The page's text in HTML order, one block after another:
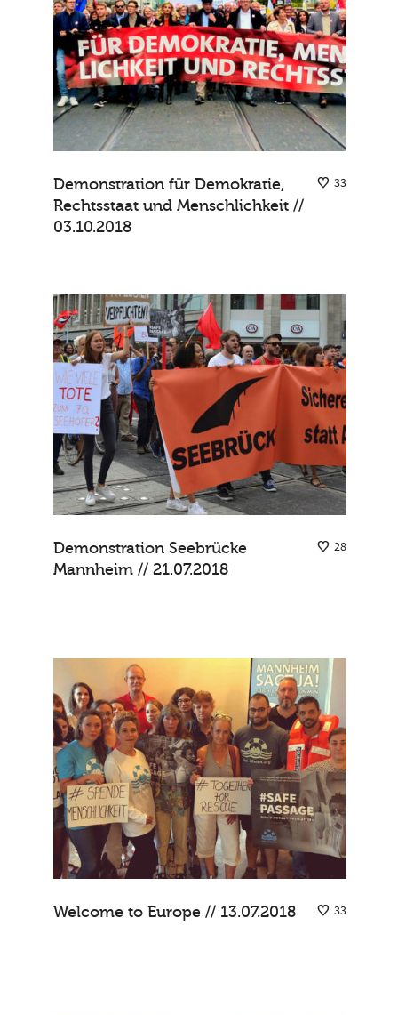
33
Demonstration für Demokratie,
Rechtsstaat und Menschlichkeit //
03.10.2018
28
Demonstration Seebrücke
Mannheim // 21.07.2018
33
Welcome to Europe // 13.07.2018